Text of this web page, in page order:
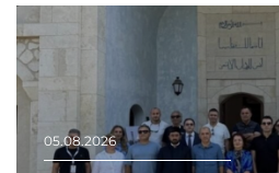
05.08.2026